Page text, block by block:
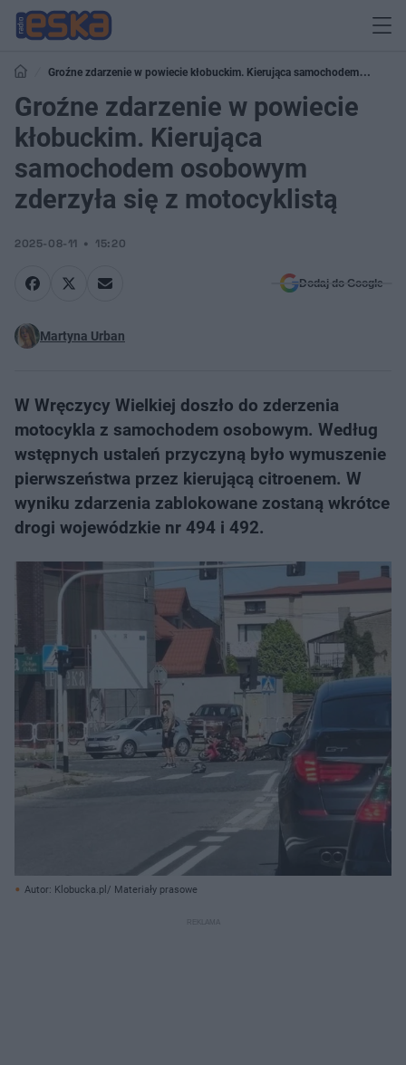
Groźne zdarzenie w powiecie kłobuckim. Kierująca samochodem
osobowym zderzyła się z motocyklistą
Groźne zdarzenie w powiecie
kłobuckim. Kierująca
samochodem osobowym
zderzyła się z motocyklistą
2025-08-11 15:20
Dodaj do Google
Martyna Urban
W Wręczycy Wielkiej doszło do zderzenia
motocykla z samochodem osobowym. Według
wstępnych ustaleń przyczyną było wymuszenie
pierwszeństwa przez kierującą citroenem. W
wyniku zdarzenia zablokowane zostaną wkrótce
drogi wojewódzkie nr 494 i 492.
Autor: Klobucka.pl/ Materiały prasowe